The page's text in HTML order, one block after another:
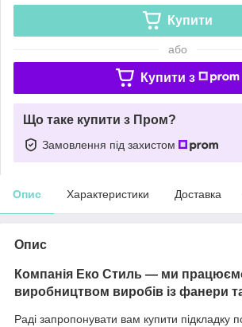
Купити
або
Купити з
Що таке купити з Пром?
Замовлення під захистом
Опис Характеристики Доставка
Опис
Компанія Еко Стиль — ми
виробництвом виробів із фанери
Раді запропонувати вам купити підкладку